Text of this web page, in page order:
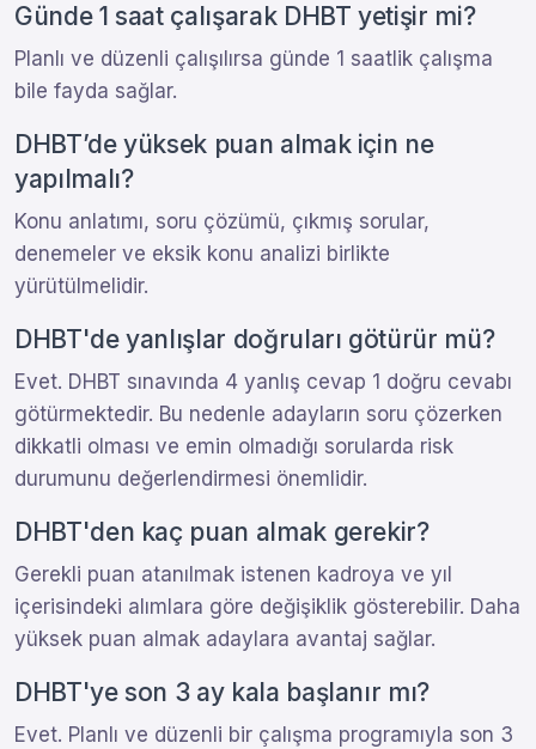
Günde 1 saat çalışarak DHBT yetişir mi?
Planlı ve düzenli çalışılırsa günde 1 saatlik çalışma
bile fayda sağlar.
DHBT’de yüksek puan almak için ne
yapılmalı?
Konu anlatımı, soru çözümü, çıkmış sorular,
denemeler ve eksik konu analizi birlikte
yürütülmelidir.
DHBT'de yanlışlar doğruları götürür mü?
Evet. DHBT sınavında 4 yanlış cevap 1 doğru cevabı
götürmektedir. Bu nedenle adayların soru çözerken
dikkatli olması ve emin olmadığı sorularda risk
durumunu değerlendirmesi önemlidir.
DHBT'den kaç puan almak gerekir?
Gerekli puan atanılmak istenen kadroya ve yıl
içerisindeki alımlara göre değişiklik gösterebilir. Daha
yüksek puan almak adaylara avantaj sağlar.
DHBT'ye son 3 ay kala başlanır mı?
Evet. Planlı ve düzenli bir çalışma programıyla son 3